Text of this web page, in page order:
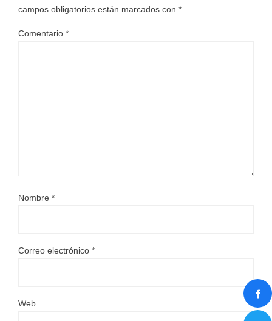
campos obligatorios están marcados con *
Comentario *
Nombre *
Correo electrónico *
Web